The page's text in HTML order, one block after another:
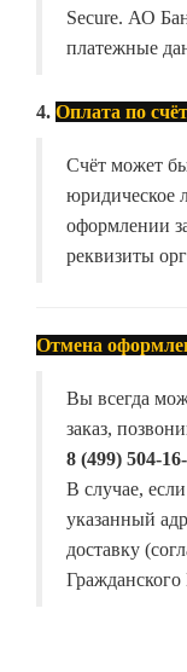
Secure. АО
платежные
4. Оплата по
Счёт может
юридическое
оформлении
реквизиты
Отмена
Вы всегда
заказ,
8 (499) 504-
В случае,
указанный
доставку
Гражданского